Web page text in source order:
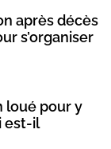
après décès
s’organiser
loué pour y
est-il